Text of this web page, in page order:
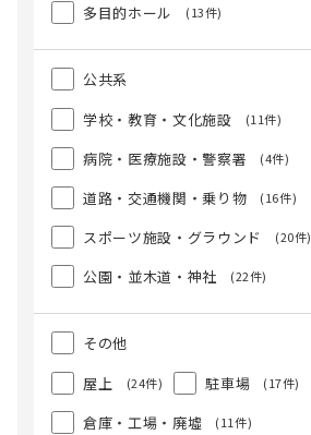
多目的ホール (13件)
公共系
学校・教育・文化施設
(11件)
病院・医療施設・警察署 (4件)
道路・交通機関・乗り物 (16件)
スポーツ施設・グラウンド (20件)
公園・並木道・神社 (22件)
その他
屋上
(24件) 駐車場 (17件)
倉庫・工場・廃墟 (11件)